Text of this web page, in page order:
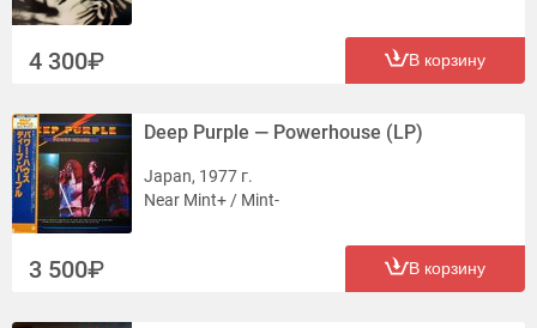
4 300 В корзину
Deep Purple — Powerhouse (LP)
Japan, 1977 г.
Near Mint+ / Mint-
3 500 В корзину